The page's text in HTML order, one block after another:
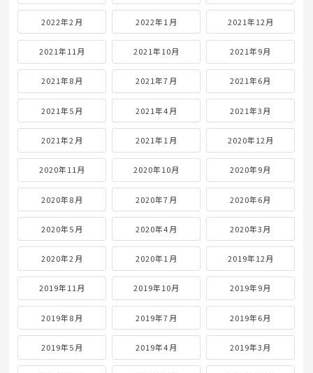
2023年5月 2023年4月 2023年3月
2023年2月 2023年1月 2022年12月
2022年11月 2022年10月 2022年9月
2022年8月 2022年7月 2022年6月
2022年5月 2022年4月 2022年3月
2022年2月 2022年1月 2021年12月
2021年11月 2021年10月 2021年9月
2021年8月 2021年7月 2021年6月
2021年5月 2021年4月 2021年3月
2021年2月 2021年1月 2020年12月
2020年11月 2020年10月 2020年9月
2020年8月 2020年7月 2020年6月
2020年5月 2020年4月 2020年3月